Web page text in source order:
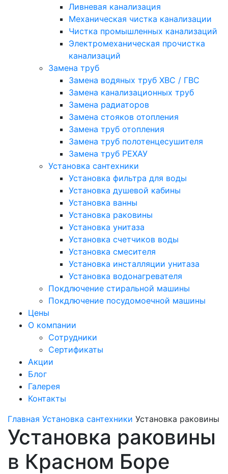
Ливневая канализация
Механическая чистка канализации
Чистка промышленных канализаций
Электромеханическая прочистка
канализаций
Замена труб
Замена водяных труб ХВС / ГВС
Замена канализационных труб
Замена радиаторов
Замена стояков отопления
Замена труб отопления
Замена труб полотенцесушителя
Замена труб РЕХАУ
Установка сантехники
Установка фильтра для воды
Установка душевой кабины
Установка ванны
Установка раковины
Установка унитаза
Установка счетчиков воды
Установка смесителя
Установка инсталляции унитаза
Установка водонагревателя
Покдлючение стиральной машины
Покдлючение посудомоечной машины
Цены
О компании
Сотрудники
Сертификаты
Акции
Блог
Галерея
Контакты
Главная Установка сантехники Установка раковины
Установка раковины
в Красном Боре